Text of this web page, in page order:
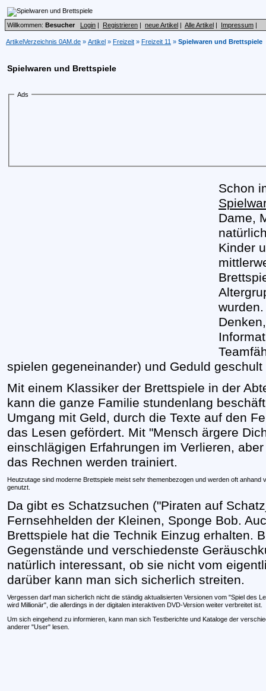
Willkommen: Besucher Login | Registrieren | neue Artikel | Alle Artikel | Impressum |
ArtikelVerzeichnis 0AM.de » Artikel » Freizeit » Freizeit 11 » Spielwaren und Brettspiele
Spielwaren und Brettspiele
Ads
Schon
Dame,
Kinder
spielen gegeneinander) und Geduld geschult
Mit einem Klassiker der Brettspiele in der
kann die ganze Familie stundenlang
Umgang mit Geld, durch die Texte auf den
das Lesen gefördert. Mit "Mensch ärgere
einschlägigen Erfahrungen im Verlieren,
das Rechnen werden trainiert.
Heutzutage sind moderne Brettspiele meist sehr themenbezogen und werden oft
genutzt.
Da gibt es Schatzsuchen ("Piraten auf
Fernsehhelden der Kleinen, Sponge Bob.
Brettspiele hat die Technik Einzug erhalten.
Gegenstände und verschiedenste
natürlich interessant, ob sie nicht vom
darüber kann man sich sicherlich streiten.
Vergessen darf man sicherlich nicht die ständig aktualisierten Versionen vom "Spiel des
wird Millionär", die allerdings in der digitalen interaktiven DVD-Version weiter verbreitet ist.
Um sich eingehend zu informieren, kann man sich Testberichte und Kataloge der
anderer "User" lesen.